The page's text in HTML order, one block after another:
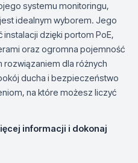
systemu monitoringu,
idealnym wyborem. Jego
dzięki portom PoE,
oraz ogromna pojemność
rozwiązaniem dla różnych
ducha i bezpieczeństwo
na które możesz liczyć
informacji i dokonaj